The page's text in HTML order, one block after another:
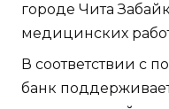
городе Чита
медицинских
В соответствии с
банк